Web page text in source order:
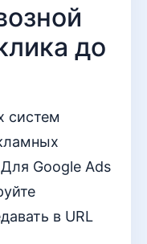
до
систем
Google Ads
в URL